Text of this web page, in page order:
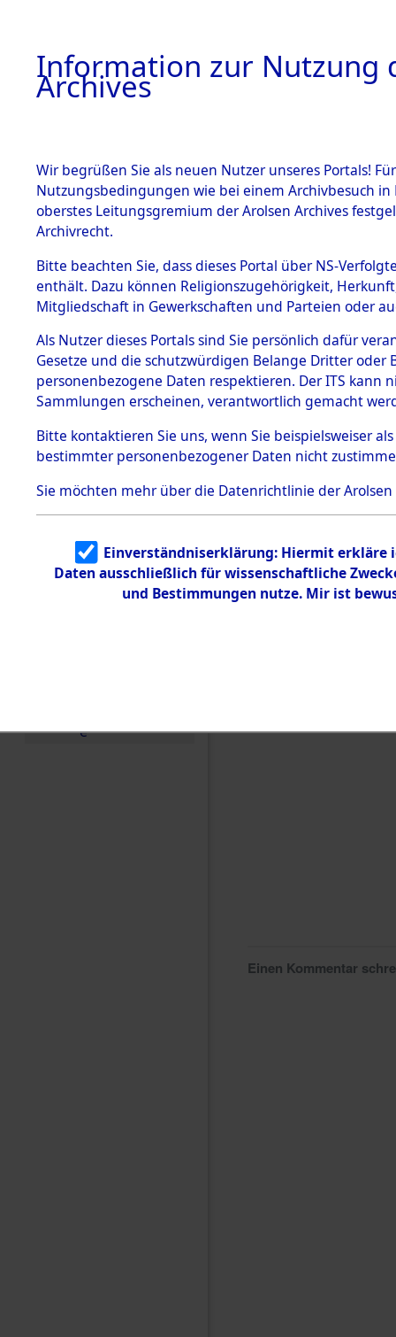
BESTÄNDE
1.
mente
5. Verschiedenes
5.3
Todesmärsche
5.3.1 Alliierte
Erhebungen
zu
Todesmärsch
en
5.3.2
Identifizierun
g
5.3.3
Todesmärsch
e
und
0087
Einen Kommentar
Information zur Nutzung
Archives
Wir begrüßen Sie als neuen Nutzer unseres Portals!
Nutzungsbedingungen wie bei einem Archivbesuch
oberstes Leitungsgremium der Arolsen Archives
Archivrecht.
Bitte beachten Sie, dass dieses Portal über NS-
enthält. Dazu können Religionszugehörigkeit,
Mitgliedschaft in Gewerkschaften und Parteien oder
Als Nutzer dieses Portals sind Sie persönlich dafür
Gesetze und die schutzwürdigen Belange Dritter
personenbezogene Daten respektieren. Der ITS
Sammlungen erscheinen, verantwortlich gemacht
Bitte kontaktieren Sie uns, wenn Sie beispielsweiser
bestimmter personenbezogener Daten nicht
Sie möchten mehr über die Datenrichtlinie der Arolsen
Einverständniserklärung: Hiermit erkläre
Daten ausschließlich für wissenschaftliche
und Bestimmungen nutze. Mir ist